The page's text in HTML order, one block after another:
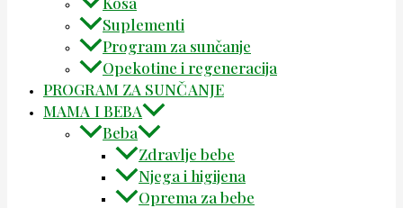
Suplementi
Program za sunčanje
Opekotine i regeneracija
PROGRAM ZA SUNČANJE
MAMA I BEBA
Beba
Zdravlje bebe
Njega i higijena
Oprema za bebe